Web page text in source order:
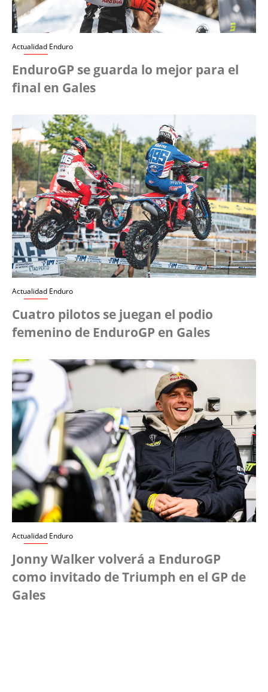
Actualidad Enduro
EnduroGP se guarda lo mejor para el
final en Gales
Actualidad Enduro
Cuatro pilotos se juegan el podio
femenino de EnduroGP en Gales
Actualidad Enduro
Jonny Walker volverá a EnduroGP
como invitado de Triumph en el GP de
Gales